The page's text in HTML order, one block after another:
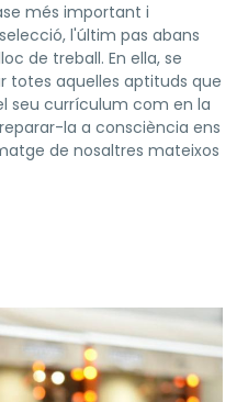
més important i
l'últim pas abans
de treball. En ella, se
totes aquelles aptituds que
seu currículum com en la
la a consciència ens
de nosaltres mateixos